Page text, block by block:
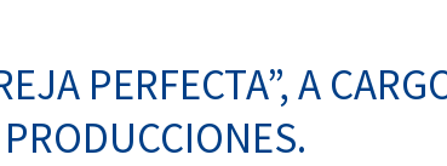
PERFECTA”, A
PRODUCCIONES.